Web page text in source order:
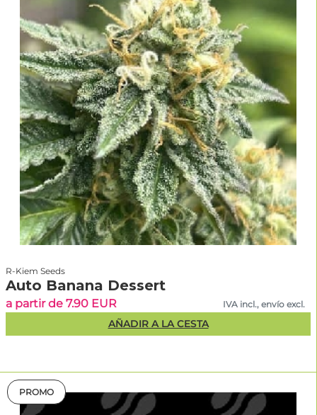
R-Kiem Seeds
Auto Banana Dessert
a partir de 7.90 EUR IVA incl., envío excl.
AÑADIR A LA CESTA
PROMO